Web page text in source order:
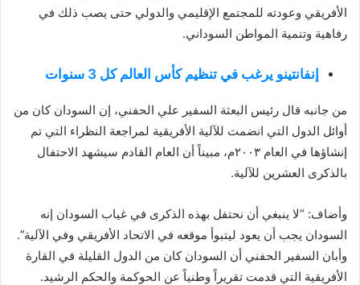
الأفريقي وعودته للمجتمع الإقليمي والدولي حتى يصب ذلك في
رفاهية وتنمية المواطن السوداني.
إنفانتينو يرغب في تنظيم كأس العالم كل 3 سنوات
من جانبه قال رئيس البعثة السفير علي الحفني، إن السودان كان من
أوائل الدول التي انضمت للآلية الأفريقية لمراجعة النظراء التي تم
إنشاؤها في العام ٢٠٠٣م، مبيناً أن العام القادم سيشهد الاحتفال
بالذكرى العشرين للآلية.
وأضاف: “لا ينبغي أن نحتفل بهذه الذكرى في غياب السودان إنه
السودان يجب أن يعود ليتبوأ موقعه في الاتحاد الأفريقي وفي الآلية”.
وأبان السفير الحفني أن السودان كان من الدول القليلة في القارة
الأفريقية التي قدمت تقريراً وطنياً عن الحوكمة والحكم الرشيد.